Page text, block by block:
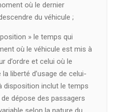
où le dernier
du véhicule ;
» le temps qui
où le véhicule est mis à
d’ordre et celui où le
liberté d’usage de celui-
disposition inclut le temps
dépose des passagers